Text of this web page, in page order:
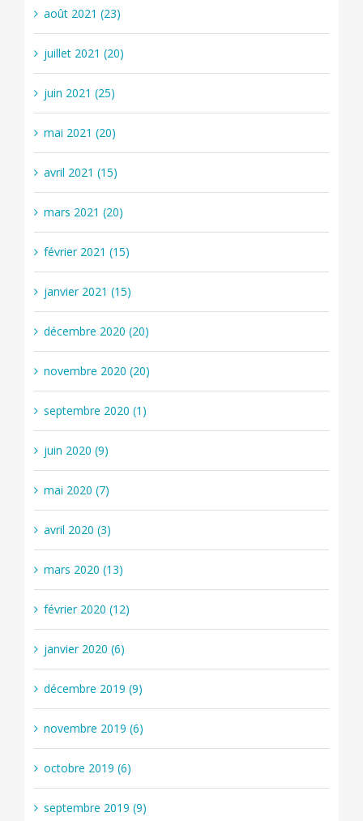
août 2021 (23)
juillet 2021 (20)
juin 2021 (25)
mai 2021 (20)
avril 2021 (15)
mars 2021 (20)
février 2021 (15)
janvier 2021 (15)
décembre 2020 (20)
novembre 2020 (20)
septembre 2020 (1)
juin 2020 (9)
mai 2020 (7)
avril 2020 (3)
mars 2020 (13)
février 2020 (12)
janvier 2020 (6)
décembre 2019 (9)
novembre 2019 (6)
octobre 2019 (6)
septembre 2019 (9)